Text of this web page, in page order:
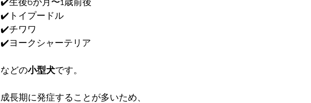
✔️トイプードル
✔️チワワ
✔️ヨークシャーテリア
などの小型犬です。
成長期に発症することが多いため、